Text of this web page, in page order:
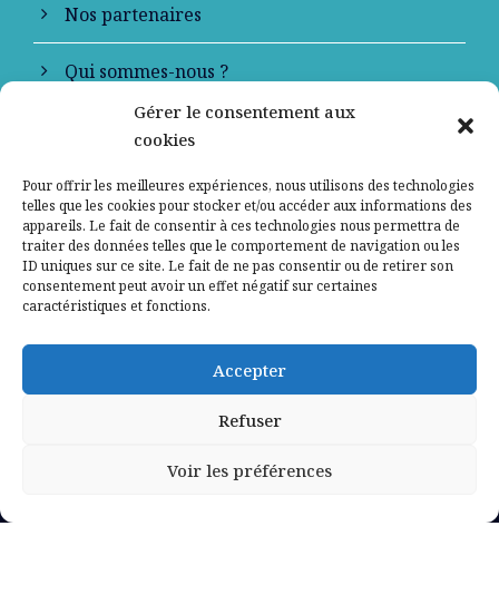
Gérer le consentement aux
cookies
Pour offrir les meilleures expériences, nous utilisons des technologies
telles que les cookies pour stocker et/ou accéder aux informations des
appareils. Le fait de consentir à ces technologies nous permettra de
traiter des données telles que le comportement de navigation ou les
ID uniques sur ce site. Le fait de ne pas consentir ou de retirer son
consentement peut avoir un effet négatif sur certaines
caractéristiques et fonctions.
Accepter
Refuser
Voir les préférences
Nos partenaires
Qui sommes-nous ?
Contactez-nous
Mentions légales
Politique de confidentialité